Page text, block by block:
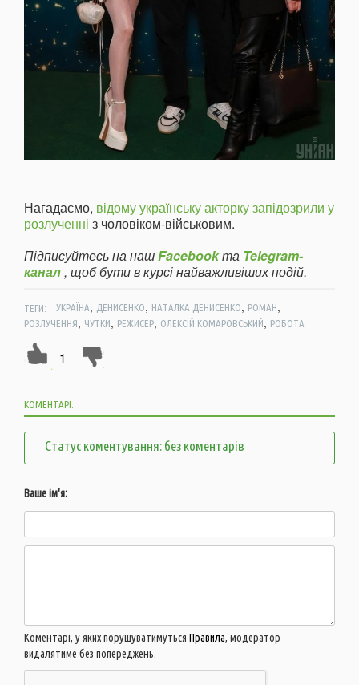
Нагадаємо, відому українську акторку запідозрили у
розлученні з чоловіком-військовим.
Підписуйтесь на нашFacebookта Telegram-
канал, щоб бути в курсі найважливіших подій.
ТЕГИ: УКРАЇНА, ДЕНИСЕНКО, НАТАЛКА ДЕНИСЕНКО, РОМАН,
РОЗЛУЧЕННЯ, ЧУТКИ, РЕЖИСЕР, ОЛЕКСІЙ КОМАРОВСЬКИЙ, РОБОТА
1
КОМЕНТАРІ:
Статус коментування: без коментарів
Ваше ім'я:
Коментарі, у яких порушуватимуться Правила, модератор
видалятиме без попереджень.